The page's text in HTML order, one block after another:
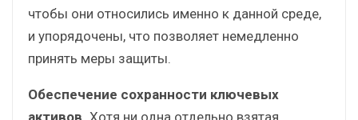
чтобы они относились именно к данной среде,
и упорядочены, что позволяет немедленно
принять меры защиты.
Обеспечение сохранности ключевых
активов. Хотя ни одна отдельно взятая